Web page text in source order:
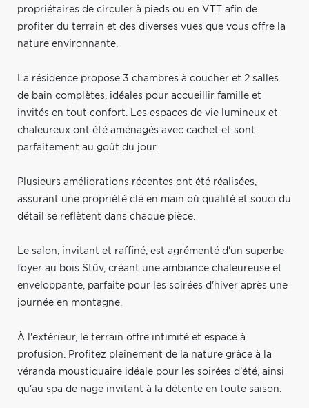
propriétaires de circuler à pieds ou en VTT afin de
profiter du terrain et des diverses vues que vous offre la
nature environnante.
La résidence propose 3 chambres à coucher et 2 salles
de bain complètes, idéales pour accueillir famille et
invités en tout confort. Les espaces de vie lumineux et
chaleureux ont été aménagés avec cachet et sont
parfaitement au goût du jour.
Plusieurs améliorations récentes ont été réalisées,
assurant une propriété clé en main où qualité et souci du
détail se reflètent dans chaque pièce.
Le salon, invitant et raffiné, est agrémenté d'un superbe
foyer au bois Stûv, créant une ambiance chaleureuse et
enveloppante, parfaite pour les soirées d'hiver après une
journée en montagne.
À l'extérieur, le terrain offre intimité et espace à
profusion. Profitez pleinement de la nature grâce à la
véranda moustiquaire idéale pour les soirées d'été, ainsi
qu'au spa de nage invitant à la détente en toute saison.